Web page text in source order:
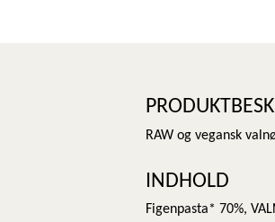
RAW og vegansk
INDHOLD
Figenpasta* 70%,